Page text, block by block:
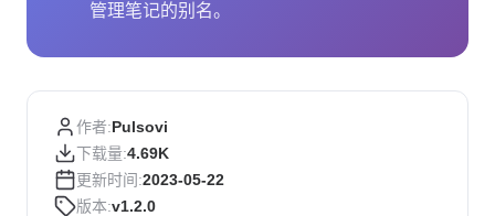
管理笔记的别名。
作者:Pulsovi
下载量:4.69K
更新时间:2023-05-22
版本:v1.2.0